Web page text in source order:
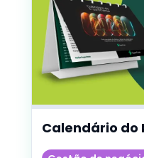
Calendário do